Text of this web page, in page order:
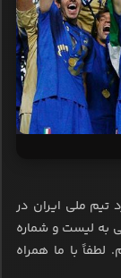
تیم ملی ایران در
نگاهی به لیست و شماره
لطفاً با ما همراه